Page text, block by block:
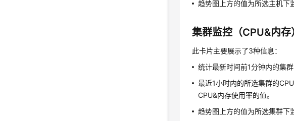
趋势图上方的值为所选主机下
集群监控（CPU&内存
此卡片主要展示了3种信息：
统计最新时间前1分钟内的集
最近1小时内的所选集群的
CPU&内存使用率的值。
趋势图上方的值为所选集群下